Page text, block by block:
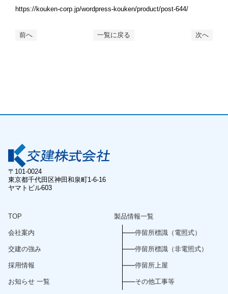
https://kouken-corp.jp/wordpress-kouken/product/post-644/
前へ 一覧に戻る 次へ
〒101-0024
東京都千代田区神田和泉町1-6-16
ヤマトビル603
TOP
会社案内
交建の強み
採用情報
お知らせ 一覧
製品情報一覧
停留所標識（電照式）
停留所標識（非電照式）
停留所上屋
その他工事等